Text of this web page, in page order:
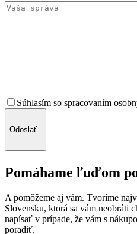
Súhlasím so spracovaním
Odoslať
Pomáhame ľuďom
A pomôžeme aj vám. Tvoríme
Slovensku, ktorá sa vám neobráti
napísať v prípade, že vám s
poradiť.